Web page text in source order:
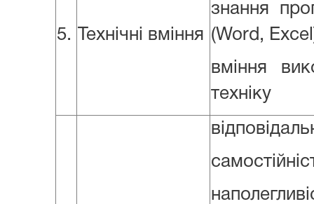
5. Технічні вміння
знання
(Word,
вміння
техніку